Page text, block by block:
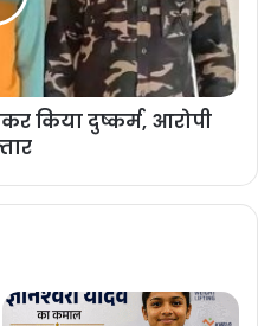
बात’ में की कोरबा के जल
सराहना, ISRO तकनीक से
किया दुष्कर्म, आरोपी